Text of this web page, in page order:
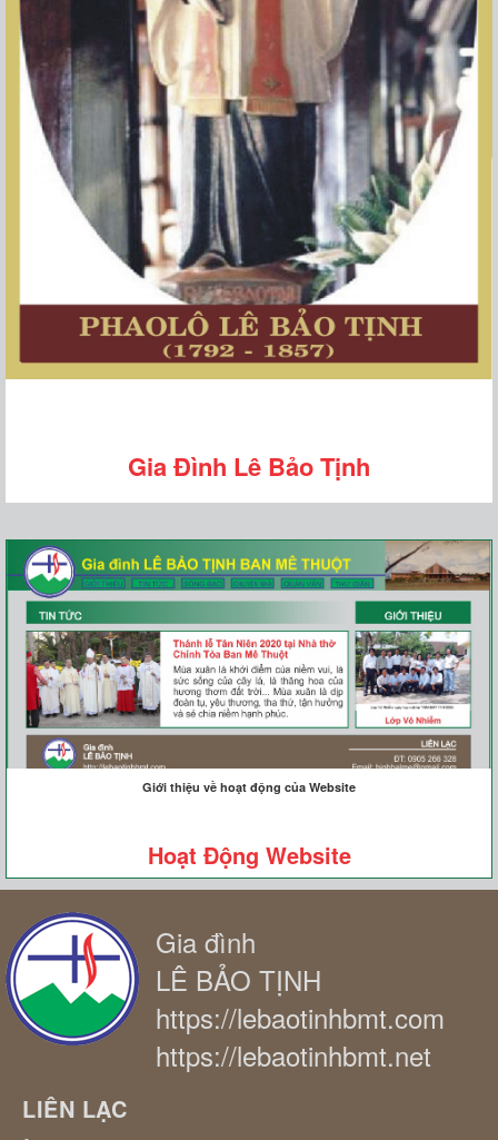
Gia Đình Lê Bảo Tịnh
Giới thiệu về hoạt động của Website
Hoạt Động Website
Gia đình
LÊ BẢO TỊNH
https://lebaotinhbmt.com
https://lebaotinhbmt.net
LIÊN LẠC